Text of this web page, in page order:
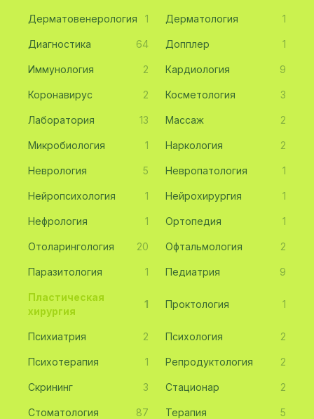
Дерматовенерология 1 Дерматология 1
Диагностика 64 Допплер 1
Иммунология 2 Кардиология 9
Коронавирус 2 Косметология 3
Лаборатория 13 Массаж 2
Микробиология 1 Наркология 2
Неврология 5 Невропатология 1
Нейропсихология 1 Нейрохирургия 1
Нефрология 1 Ортопедия 1
Отоларингология 20 Офтальмология 2
Паразитология 1 Педиатрия 9
Пластическая
хирургия
1 Проктология 1
Психиатрия 2 Психология 2
Психотерапия 1 Репродуктология 2
Скрининг 3 Стационар 2
Стоматология 87 Терапия 5